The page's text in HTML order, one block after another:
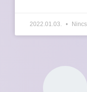
2022.01.03.